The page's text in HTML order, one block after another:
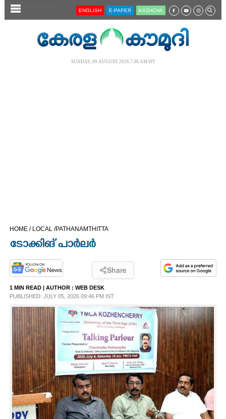
SECTIONS
OPINION
PHOTOS
LIFESTYLE
SPIRITUAL
INFO+
ART
ENGLISH E-PAPER KĀZHCHA
SUNDAY, 09 AUGUST 2026 7.38 AM IST
HOME / LOCAL /PATHANAMTHITTA
ടോക്കിങ് പാർലർ
Share
1 MIN READ | AUTHOR : WEB DESK
PUBLISHED: JULY 05, 2026 09:46 PM IST